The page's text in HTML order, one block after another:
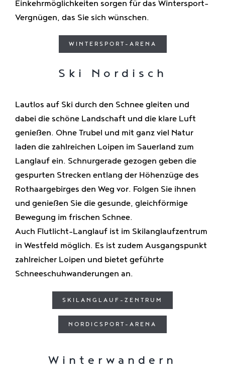
Einkehrmöglichkeiten sorgen für das Wintersport-
Vergnügen, das Sie sich wünschen.
WINTERSPORT-ARENA
Ski Nordisch
Lautlos auf Ski durch den Schnee gleiten und
dabei die schöne Landschaft und die klare Luft
genießen. Ohne Trubel und mit ganz viel Natur
laden die zahlreichen Loipen im Sauerland zum
Langlauf ein. Schnurgerade gezogen geben die
gespurten Strecken entlang der Höhenzüge des
Rothaargebirges den Weg vor. Folgen Sie ihnen
und genießen Sie die gesunde, gleichförmige
Bewegung im frischen Schnee.
Auch Flutlicht-Langlauf ist im Skilanglaufzentrum
in Westfeld möglich. Es ist zudem Ausgangspunkt
zahlreicher Loipen und bietet geführte
Schneeschuhwanderungen an.
SKILANGLAUF-ZENTRUM
NORDICSPORT-ARENA
Winterwandern